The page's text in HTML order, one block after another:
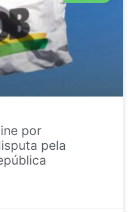
por
pela